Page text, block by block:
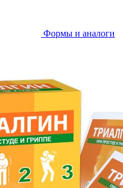
Формы и аналоги